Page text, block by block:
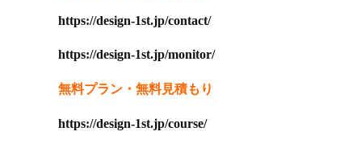
https://design-1st.jp/contact/
https://design-1st.jp/monitor/
無料プラン・無料見積もり
https://design-1st.jp/course/